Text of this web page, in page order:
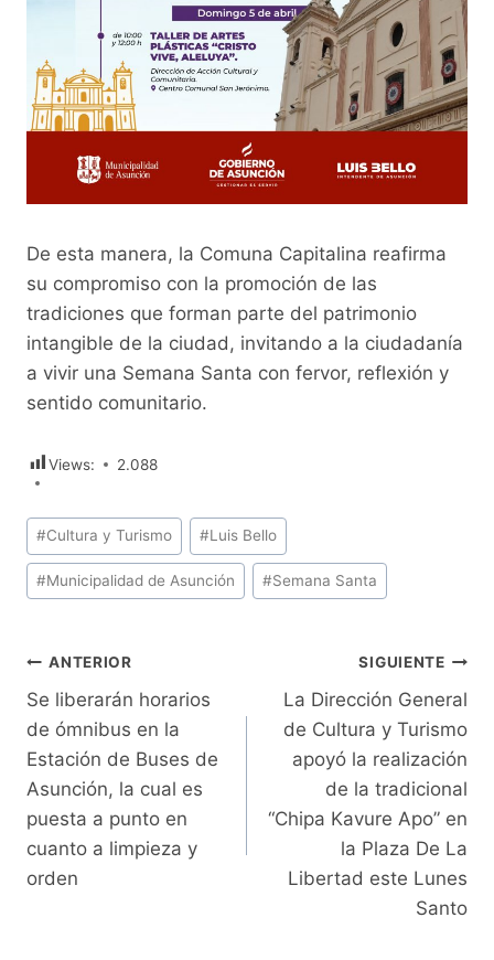
De esta manera, la Comuna Capitalina reafirma
su compromiso con la promoción de las
tradiciones que forman parte del patrimonio
intangible de la ciudad, invitando a la ciudadanía
a vivir una Semana Santa con fervor, reflexión y
sentido comunitario.
Views: 2.088
Etiquetas
de
la
#Cultura y Turismo #Luis Bello
#Municipalidad de Asunción #Semana Santa
Navegación
de
entradas
ANTERIOR
Se liberarán horarios
de ómnibus en la
Estación de Buses de
Asunción, la cual es
puesta a punto en
cuanto a limpieza y
orden
SIGUIENTE
La Dirección General
de Cultura y Turismo
apoyó la realización
de la tradicional
“Chipa Kavure Apo” en
la Plaza De La
Libertad este Lunes
Santo